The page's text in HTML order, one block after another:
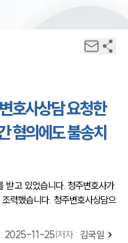
호사상담 요청한
혐의에도 불송치
받고 있었습니다. 청주변호사가
력했습니다. 청주변호사상담으
: 2025-11-25 |저자 : 김국일